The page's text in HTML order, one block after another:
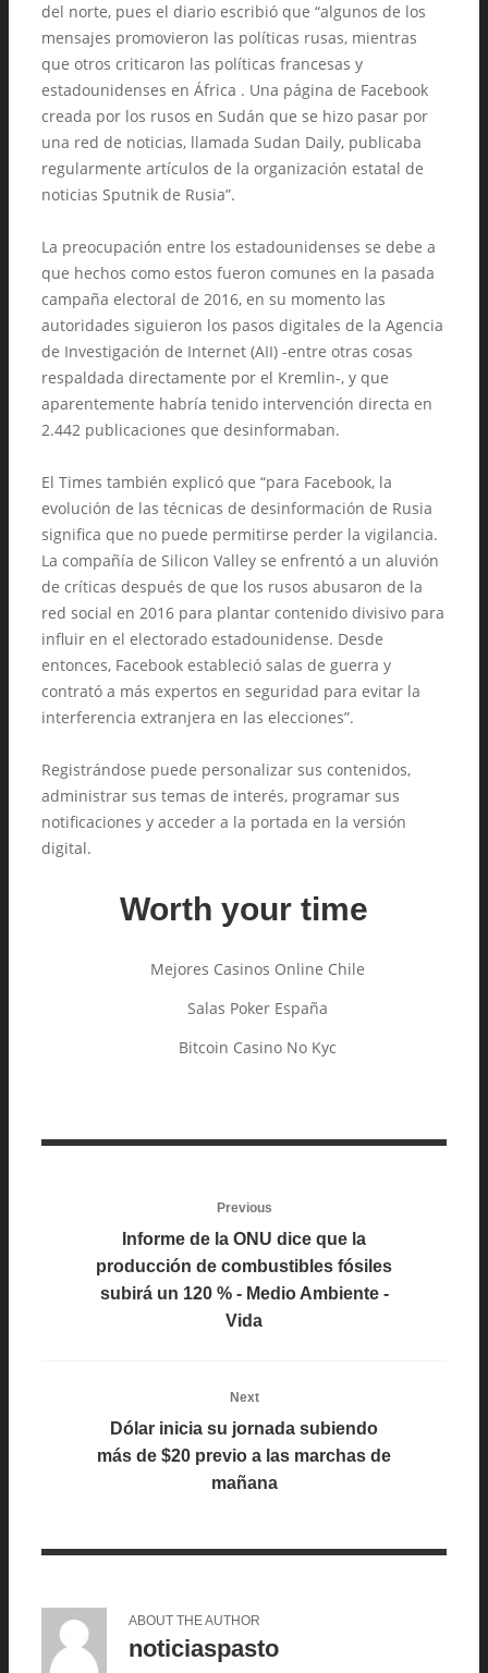
del norte, pues el diario escribió que “algunos de los
mensajes promovieron las políticas rusas, mientras
que otros criticaron las políticas francesas y
estadounidenses en África . Una página de Facebook
creada por los rusos en Sudán que se hizo pasar por
una red de noticias, llamada Sudan Daily, publicaba
regularmente artículos de la organización estatal de
noticias Sputnik de Rusia”.
La preocupación entre los estadounidenses se debe a
que hechos como estos fueron comunes en la pasada
campaña electoral de 2016, en su momento las
autoridades siguieron los pasos digitales de la Agencia
de Investigación de Internet (AII) -entre otras cosas
respaldada directamente por el Kremlin-, y que
aparentemente habría tenido intervención directa en
2.442 publicaciones que desinformaban.
El Times también explicó que “para Facebook, la
evolución de las técnicas de desinformación de Rusia
significa que no puede permitirse perder la vigilancia.
La compañía de Silicon Valley se enfrentó a un aluvión
de críticas después de que los rusos abusaron de la
red social en 2016 para plantar contenido divisivo para
influir en el electorado estadounidense. Desde
entonces, Facebook estableció salas de guerra y
contrató a más expertos en seguridad para evitar la
interferencia extranjera en las elecciones”.
Registrándose puede personalizar sus contenidos,
administrar sus temas de interés, programar sus
notificaciones y acceder a la portada en la versión
digital.
Worth your time
Mejores Casinos Online Chile
Salas Poker España
Bitcoin Casino No Kyc
Previous
Informe de la ONU dice que la
producción de combustibles fósiles
subirá un 120 % - Medio Ambiente -
Vida
Next
Dólar inicia su jornada subiendo
más de $20 previo a las marchas de
mañana
ABOUT THE AUTHOR
noticiaspasto